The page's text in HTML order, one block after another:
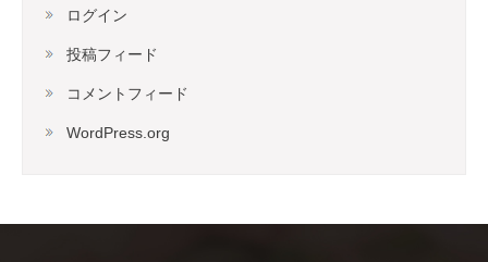
ログイン
投稿フィード
コメントフィード
WordPress.org